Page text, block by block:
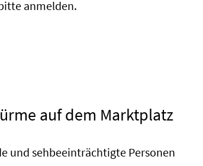
anmelden.
auf dem Marktplatz
und sehbeeinträchtigte Personen